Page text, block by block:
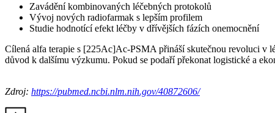
Zavádění kombinovaných léčebných protokolů
Vývoj nových radiofarmak s lepším profilem
Studie hodnotící efekt léčby v dřívějších fázích onemocnění
Cílená alfa terapie s [225Ac]Ac-PSMA přináší skutečnou revoluci v
důvod k dalšímu výzkumu. Pokud se podaří překonat logistické a
Zdroj: https://pubmed.ncbi.nlm.nih.gov/40872606/